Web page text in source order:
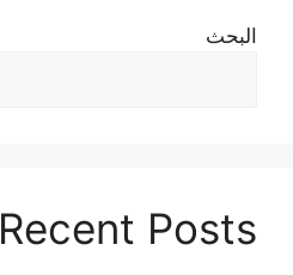
البحث
Recent Posts